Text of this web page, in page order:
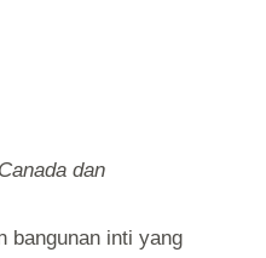
dan
bangunan inti yang